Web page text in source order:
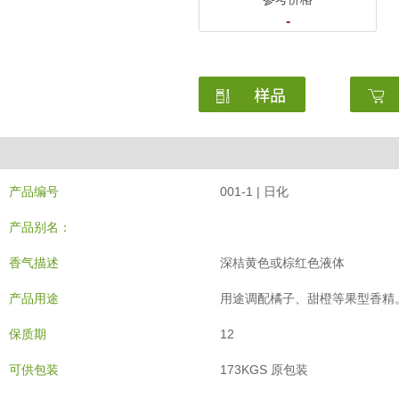
-
产品编号 001-1 | 日化
产品别名：
香气描述 深桔黄色或棕红色液体
产品用途 用途调配橘子、甜橙等果型香精
保质期 12
可供包装 173KGS 原包装